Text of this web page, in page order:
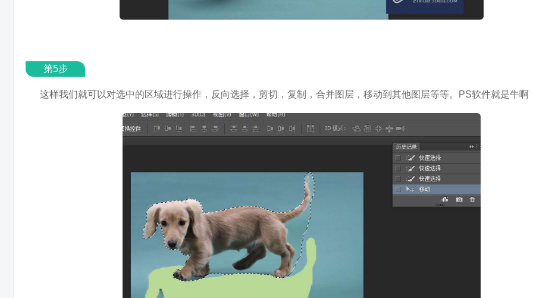
第5步
这样我们就可以对选中的区域进行操作，反向选择，剪切，复制，合并图层，移动到其他图层等等。PS软件就是牛啊